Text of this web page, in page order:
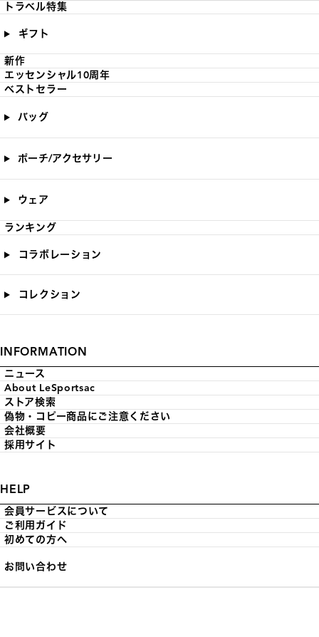
トラベル特集
ギフト
新作
エッセンシャル10周年
ベストセラー
バッグ
ポーチ/アクセサリー
ウェア
ランキング
コラボレーション
コレクション
INFORMATION
ニュース
About LeSportsac
ストア検索
偽物・コピー商品にご注意ください
会社概要
採用サイト
HELP
会員サービスについて
ご利用ガイド
初めての方へ
お問い合わせ